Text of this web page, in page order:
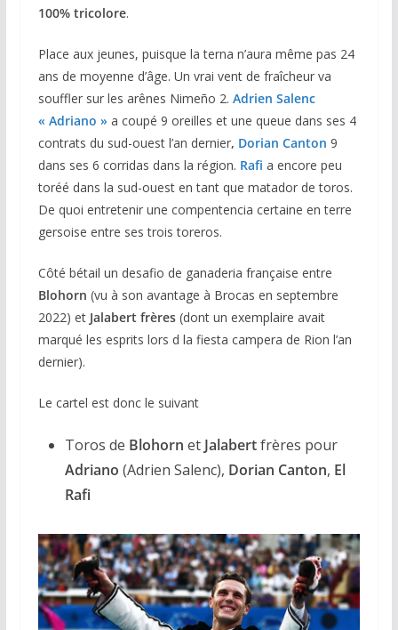
100% tricolore.
Place aux jeunes, puisque la terna n’aura même pas 24
ans de moyenne d’âge. Un vrai vent de fraîcheur va
souffler sur les arênes Nimeño 2. Adrien Salenc
« Adriano » a coupé 9 oreilles et une queue dans ses 4
contrats du sud-ouest l’an dernier, Dorian Canton 9
dans ses 6 corridas dans la région. Rafi a encore peu
toréé dans la sud-ouest en tant que matador de toros.
De quoi entretenir une compentencia certaine en terre
gersoise entre ses trois toreros.
Côté bétail un desafio de ganaderia française entre
Blohorn (vu à son avantage à Brocas en septembre
2022) et Jalabert frères(dont un exemplaire avait
marqué les esprits lors d la fiesta campera de Rion l’an
dernier).
Le cartel est donc le suivant
Toros de Blohorn et Jalabertfrères pour
Adriano (Adrien Salenc), Dorian Canton, El
Rafi